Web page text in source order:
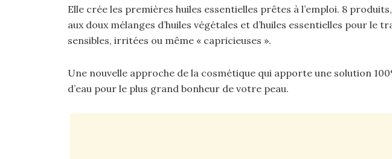
Elle crée les premières huiles essentielles prêtes à l’emploi. 8
aux doux mélanges d’huiles végétales et d’huiles essentielles pour le
sensibles, irritées ou même « capricieuses ».
Une nouvelle approche de la cosmétique qui apporte une solution
d’eau pour le plus grand bonheur de votre peau.